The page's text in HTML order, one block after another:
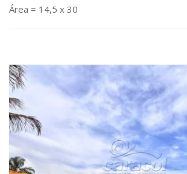
Área = 14,5 x 30